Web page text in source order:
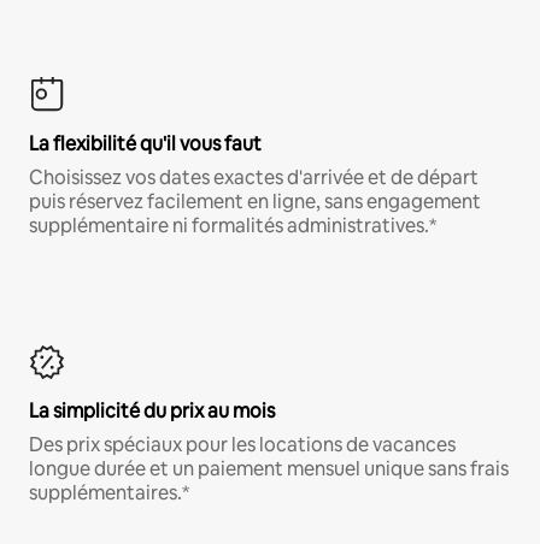
La flexibilité qu'il vous faut
Choisissez vos dates exactes d'arrivée et de départ
puis réservez facilement en ligne, sans engagement
supplémentaire ni formalités administratives.*
La simplicité du prix au mois
Des prix spéciaux pour les locations de vacances
longue durée et un paiement mensuel unique sans frais
supplémentaires.*